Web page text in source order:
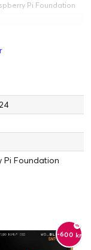
Pi Foundation
B
garanti
Pi Foundation
-600 kr